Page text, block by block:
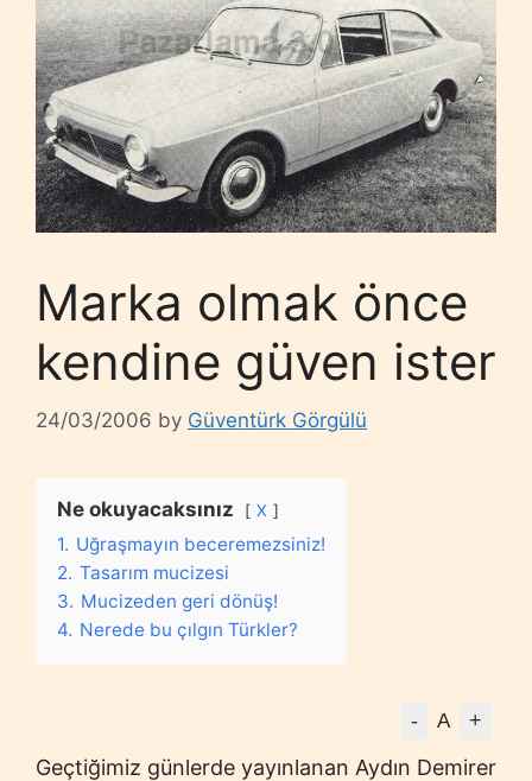
Marka olmak önce
kendine güven ister
24/03/2006 by Güventürk Görgülü
Ne okuyacaksınız X
1. Uğraşmayın beceremezsiniz!
2. Tasarım mucizesi
3. Mucizeden geri dönüş!
4. Nerede bu çılgın Türkler?
- A +
Geçtiğimiz günlerde yayınlanan Aydın Demirer